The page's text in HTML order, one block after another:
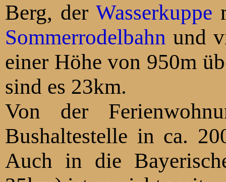
Berg, der Wasserkuppe
Sommerrodelbahn
einer Höhe von 950m
sind es 23km.
Von der
Bushaltestelle in ca. 200m, der Bahnhof in
Auch in die